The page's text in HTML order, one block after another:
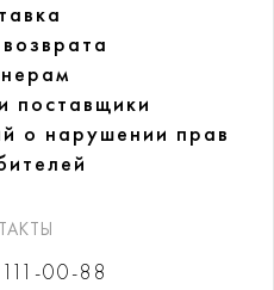
поставщики
о нарушении прав
00-88